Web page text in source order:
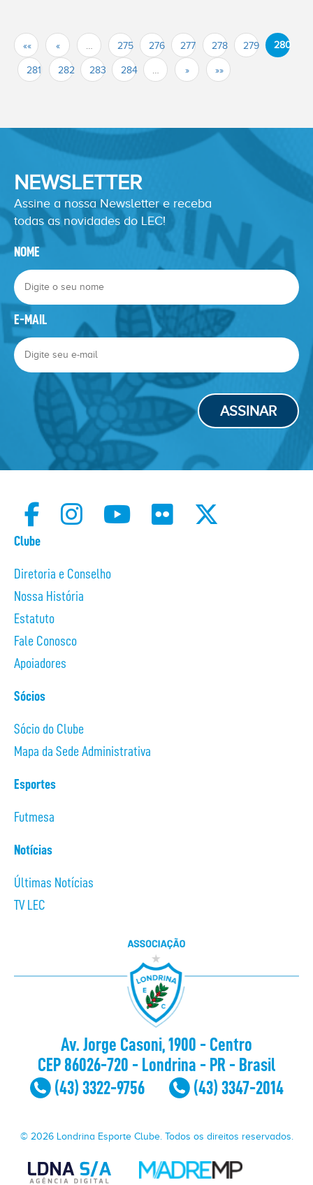
«« « … 275 276 277 278 279 280
281 282 283 284 … » »»
NEWSLETTER
Assine a nossa Newsletter e receba
todas as novidades do LEC!
NOME
E-MAIL
ASSINAR
Clube
Diretoria e Conselho
Nossa História
Estatuto
Fale Conosco
Apoiadores
Sócios
Sócio do Clube
Mapa da Sede Administrativa
Esportes
Futmesa
Notícias
Últimas Notícias
TV LEC
Av. Jorge Casoni, 1900 - Centro
CEP 86026-720 - Londrina - PR - Brasil
(43) 3322-9756
(43) 3347-2014
© 2026 Londrina Esporte Clube. Todos os direitos reservados.